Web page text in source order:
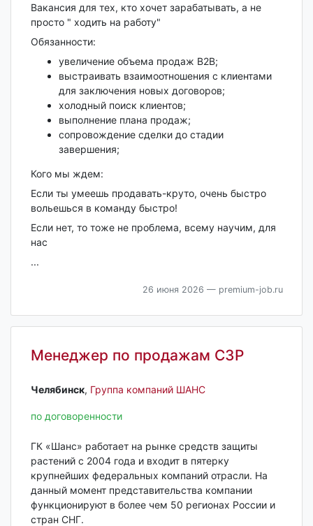
Вакансия для тех, кто хочет зарабатывать, а не
просто " ходить на работу"
Обязанности:
увеличение объема продаж B2B;
выстраивать взаимоотношения с клиентами
для заключения новых договоров;
холодный поиск клиентов;
выполнение плана продаж;
сопровождение сделки до стадии
завершения;
Кого мы ждем:
Если ты умеешь продавать-круто, очень быстро
вольешься в команду быстро!
Если нет, то тоже не проблема, всему научим, для
нас
...
26 июня 2026 — premium-job.ru
Менеджер по продажам СЗР
Челябинск‎, Группа компаний ШАНС
по договоренности
ГК «Шанс» работает на рынке средств защиты
растений с 2004 года и входит в пятерку
крупнейших федеральных компаний отрасли. На
данный момент представительства компании
функционируют в более чем 50 регионах России и
стран СНГ.